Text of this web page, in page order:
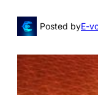
Posted byE-